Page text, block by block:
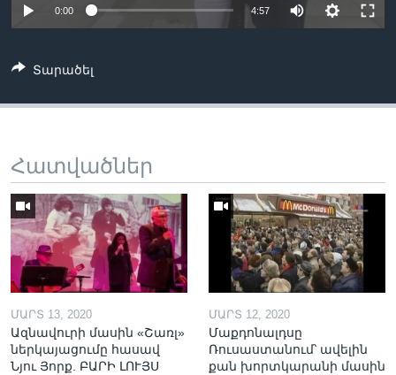
0:00 4:57
Տարածել
Հատվածներ
ՄԱՐՏ 13, 2020
Ազնավուրի մասին «Շառլ»
ներկայացումը հասավ
Նյու Յորք. ԲԱՐԻ ԼՈՒՅՍ
ՄԱՐՏ 12, 2020
Մաքդոնալդսը
Ռուսաստանում՝ ավելին
քան խորտկարանի մասին